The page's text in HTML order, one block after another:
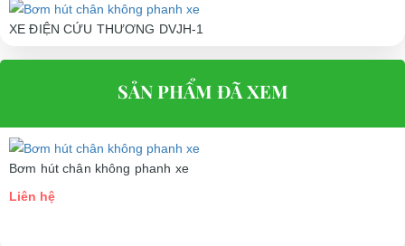
XE ĐIỆN CỨU THƯƠNG DVJH-1
Liên hệ
SẢN PHẨM ĐÃ XEM
Bơm hút chân không phanh xe
Liên hệ